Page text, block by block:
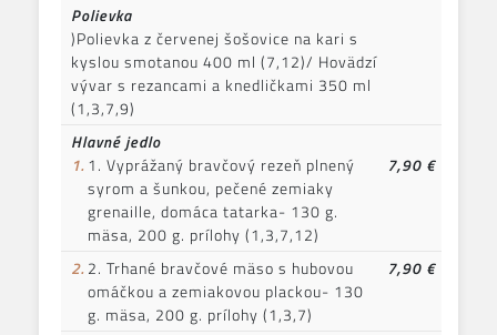
Polievka
)Polievka z červenej šošovice na kari s
kyslou smotanou 400 ml (7,12)/ Hovädzí
vývar s rezancami a knedličkami 350 ml
(1,3,7,9)
Hlavné jedlo
1. 1. Vyprážaný bravčový rezeň plnený
syrom a šunkou, pečené zemiaky
grenaille, domáca tatarka- 130 g.
mäsa, 200 g. prílohy (1,3,7,12)
7,90 €
2. 2. Trhané bravčové mäso s hubovou
omáčkou a zemiakovou plackou- 130
g. mäsa, 200 g. prílohy (1,3,7)
7,90 €